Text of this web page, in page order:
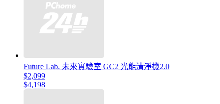
Future Lab. 未來實驗室 GC2 光能清淨機2.0
$2,099
$4,198